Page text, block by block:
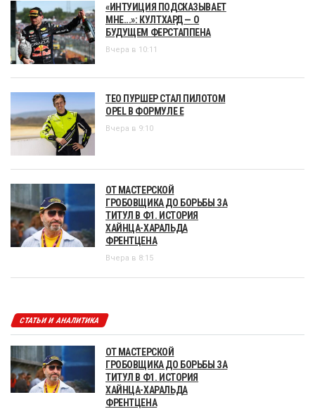
«ИНТУИЦИЯ ПОДСКАЗЫВАЕТ
МНЕ...»: КУЛТХАРД — О
БУДУЩЕМ ФЕРСТАППЕНА
Вчера в 10:11
ТЕО ПУРШЕР СТАЛ ПИЛОТОМ
OPEL В ФОРМУЛЕ Е
Вчера в 9:10
ОТ МАСТЕРСКОЙ
ГРОБОВЩИКА ДО БОРЬБЫ ЗА
ТИТУЛ В Ф1. ИСТОРИЯ
ХАЙНЦА-ХАРАЛЬДА
ФРЕНТЦЕНА
Вчера в 8:15
СТАТЬИ И АНАЛИТИКА
ОТ МАСТЕРСКОЙ
ГРОБОВЩИКА ДО БОРЬБЫ ЗА
ТИТУЛ В Ф1. ИСТОРИЯ
ХАЙНЦА-ХАРАЛЬДА
ФРЕНТЦЕНА